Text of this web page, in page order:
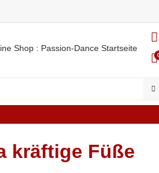
kräftige Füße